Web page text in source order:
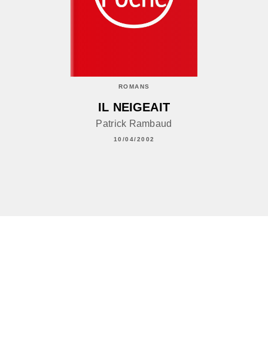
ROMANS
IL NEIGEAIT
Patrick Rambaud
10/04/2002